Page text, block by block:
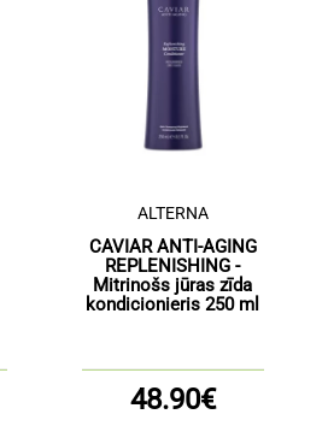
ALTERNA
CAVIAR ANTI-AGING
REPLENISHING -
Mitrinošs jūras zīda
kondicionieris 250 ml
48.90€